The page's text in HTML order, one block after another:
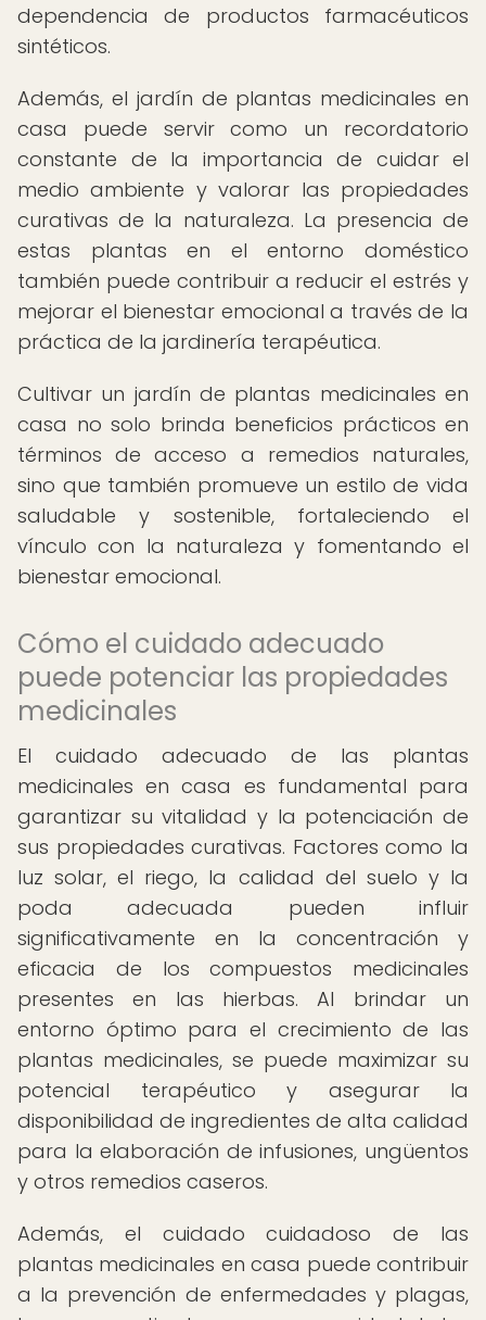
dependencia de productos farmacéuticos
sintéticos.
Además, el jardín de plantas medicinales en
casa puede servir como un recordatorio
constante de la importancia de cuidar el
medio ambiente y valorar las propiedades
curativas de la naturaleza. La presencia de
estas plantas en el entorno doméstico
también puede contribuir a reducir el estrés y
mejorar el bienestar emocional a través de la
práctica de la jardinería terapéutica.
Cultivar un jardín de plantas medicinales en
casa no solo brinda beneficios prácticos en
términos de acceso a remedios naturales,
sino que también promueve un estilo de vida
saludable y sostenible, fortaleciendo el
vínculo con la naturaleza y fomentando el
bienestar emocional.
Cómo el cuidado adecuado
puede potenciar las propiedades
medicinales
El cuidado adecuado de las plantas
medicinales en casa es fundamental para
garantizar su vitalidad y la potenciación de
sus propiedades curativas. Factores como la
luz solar, el riego, la calidad del suelo y la
poda adecuada pueden influir
significativamente en la concentración y
eficacia de los compuestos medicinales
presentes en las hierbas. Al brindar un
entorno óptimo para el crecimiento de las
plantas medicinales, se puede maximizar su
potencial terapéutico y asegurar la
disponibilidad de ingredientes de alta calidad
para la elaboración de infusiones, ungüentos
y otros remedios caseros.
Además, el cuidado cuidadoso de las
plantas medicinales en casa puede contribuir
a la prevención de enfermedades y plagas,